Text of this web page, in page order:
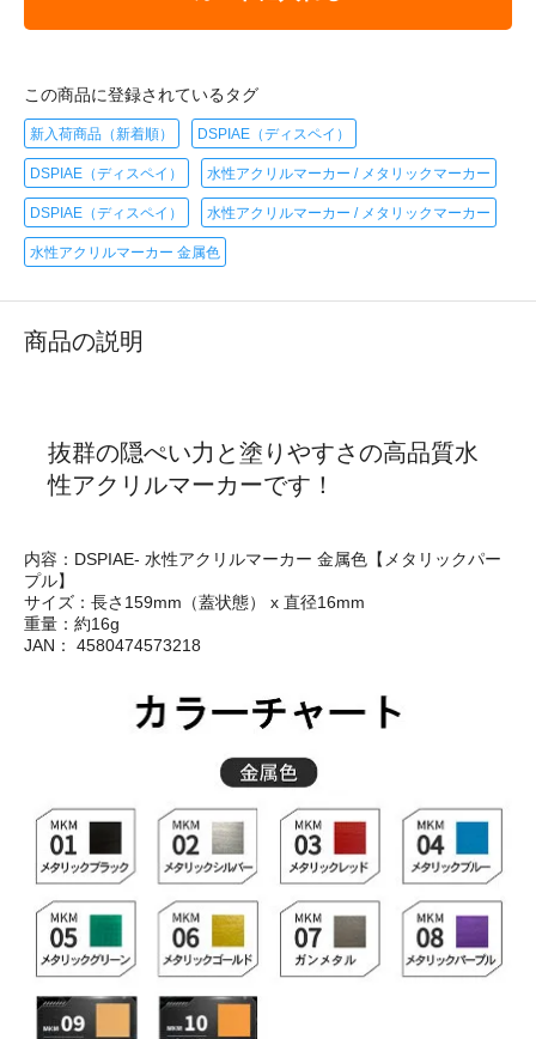
この商品に登録されているタグ
新入荷商品（新着順） DSPIAE（ディスペイ）
DSPIAE（ディスペイ） 水性アクリルマーカー / メタリックマーカー
DSPIAE（ディスペイ） 水性アクリルマーカー / メタリックマーカー
水性アクリルマーカー 金属色
商品の説明
抜群の隠ぺい力と塗りやすさの高品質水
性アクリルマーカーです！
内容：DSPIAE- 水性アクリルマーカー 金属色【メタリックパー
プル】
サイズ：長さ159mm（蓋状態） x 直径16mm
重量：約16g
JAN： 4580474573218